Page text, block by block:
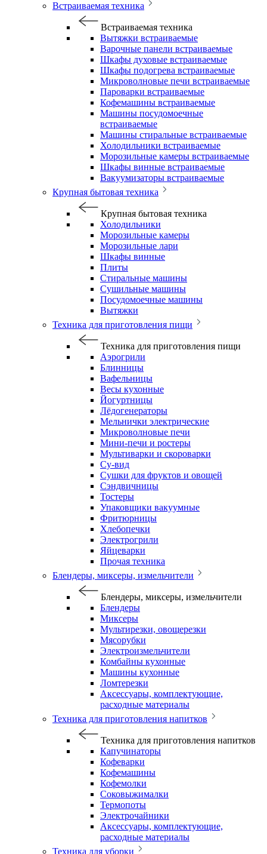
Встраиваемая техника
Встраиваемая техника
Вытяжки встраиваемые
Варочные панели встраиваемые
Шкафы духовые встраиваемые
Шкафы подогрева встраиваемые
Микроволновые печи встраиваемые
Пароварки встраиваемые
Кофемашины встраиваемые
Машины посудомоечные
встраиваемые
Машины стиральные встраиваемые
Холодильники встраиваемые
Морозильные камеры встраиваемые
Шкафы винные встраиваемые
Вакуумизаторы встраиваемые
Крупная бытовая техника
Крупная бытовая техника
Холодильники
Морозильные камеры
Морозильные лари
Шкафы винные
Плиты
Стиральные машины
Сушильные машины
Посудомоечные машины
Вытяжки
Техника для приготовления пищи
Техника для приготовления пищи
Аэрогрили
Блинницы
Вафельницы
Весы кухонные
Йогуртницы
Лёдогенераторы
Мельнички электрические
Микроволновые печи
Мини-печи и ростеры
Мультиварки и скороварки
Су-вид
Сушки для фруктов и овощей
Сэндвичницы
Тостеры
Упаковщики вакуумные
Фритюрницы
Хлебопечки
Электрогрили
Яйцеварки
Прочая техника
Блендеры, миксеры, измельчители
Блендеры, миксеры, измельчители
Блендеры
Миксеры
Мультирезки, овощерезки
Мясорубки
Электроизмельчители
Комбайны кухонные
Машины кухонные
Ломтерезки
Аксессуары, комплектующие,
расходные материалы
Техника для приготовления напитков
Техника для приготовления напитков
Капучинаторы
Кофеварки
Кофемашины
Кофемолки
Соковыжималки
Термопоты
Электрочайники
Аксессуары, комплектующие,
расходные материалы
Техника для уборки